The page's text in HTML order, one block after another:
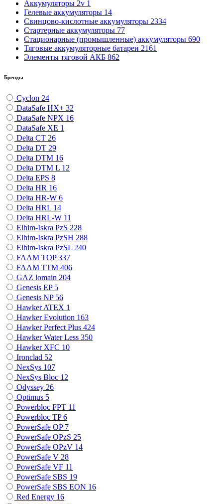
Аккумуляторы 2v 1
Гелевые аккумуляторы 14
Свинцово-кислотные аккумуляторы 2334
Стартерные аккумуляторы 77
Стационарные (промышленные) аккумуляторы 690
Тяговые аккумуляторные батареи 2161
Элементы тяговой АКБ 862
Бренды
Cyclon 24
DataSafe HX+ 32
DataSafe NPX 16
DataSafe XE 1
Delta CT 26
Delta DT 29
Delta DTM 16
Delta DTM L 12
Delta EPS 8
Delta HR 16
Delta HR-W 6
Delta HRL 14
Delta HRL-W 11
Elhim-Iskra PzS 228
Elhim-Iskra PzSH 288
Elhim-Iskra PzSL 240
FAAM TOP337
FAAM TTM 406
GAZ lomain 204
Genesis EP 5
Genesis NP 56
Hawker ATEX 1
Hawker Evolution 163
Hawker Perfect Plus 424
Hawker Water Less 350
Hawker XFC 10
Ironclad 52
NexSys 107
NexSys Bloc 12
Odyssey 26
Optimus 5
Powerbloc FPT 11
Powerbloc TP6
PowerSafe OP 7
PowerSafe OPzS 25
PowerSafe OPzV 14
PowerSafe V 28
PowerSafe VF 11
PоwerSafe SBS 19
PоwerSafe SBS EON 16
Red Energy 16